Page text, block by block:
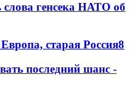
генсека НАТО об
старая Россия8
последний шанс -